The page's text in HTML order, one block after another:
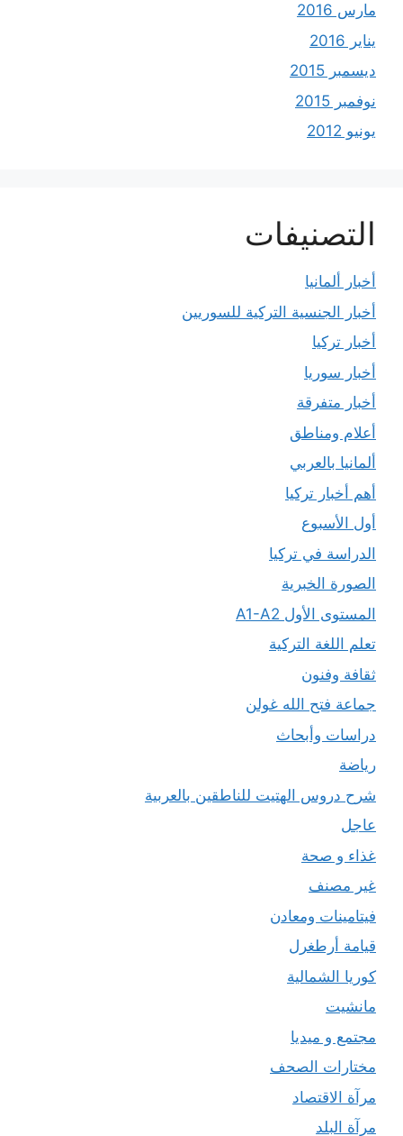
مارس 2016
يناير 2016
ديسمبر 2015
نوفمبر 2015
يونيو 2012
التصنيفات
أخبار ألمانيا
أخبار الجنسية التركية للسوريين
أخبار تركيا
أخبار سوريا
أخبار متفرقة
أعلام ومناطق
ألمانيا بالعربي
أهم أخبار تركيا
أول الأسبوع
الدراسة في تركيا
الصورة الخبرية
المستوى الأول A1-A2
تعلم اللغة التركية
ثقافة وفنون
جماعة فتح الله غولن
دراسات وأبحاث
رياضة
شرح دروس الهتيت للناطقين بالعربية
عاجل
غذاء و صحة
غير مصنف
فيتامينات ومعادن
قيامة أرطغرل
كوريا الشمالية
مانشيت
مجتمع و ميديا
مختارات الصحف
مرآة الاقتصاد
مرآة البلد